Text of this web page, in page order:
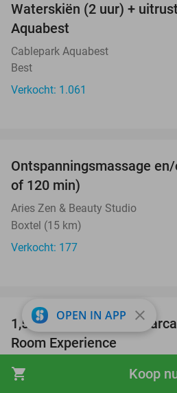
shopping_cart Koop
Waterskiën (2 uur) +
Aquabest
Cablepark Aquabest
Best
Verkocht: 1.061
Ontspanningsmassage
of 120 min)
Aries Zen & Beauty Studio
Boxtel (15 km)
Verkocht: 177
1,5 uur lang onbeperkt
Room Experience
Room Experience
Geldrop
OPEN IN APP close